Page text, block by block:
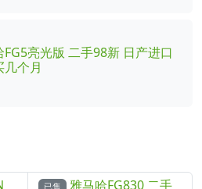
FG5亮光版 二手98新 日产进口
个月
已售
雅马哈FG830 二手